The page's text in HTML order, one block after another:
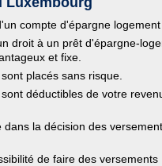
compte d'épargne logement
droit à un prêt d'épargne-
et fixe.
placés sans risque.
déductibles de votre
dans la décision des
de faire des versements